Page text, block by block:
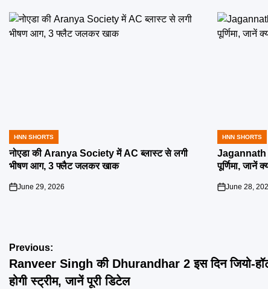
POSTED
IN
HNN SHORTS
नोएडा की Aranya Society में AC ब्लास्ट से लगी
भीषण आग, 3 फ्लैट जलकर खाक
on
June 29, 2026
POSTED
IN
HNN SHORTS
Jagannath
पूर्णिमा, जानें
on
June 28,
Post
navigation
Previous:
Ranveer Singh की Dhurandhar 2 इस दिन जियो-
होगी स्ट्रीम, जानें पूरी डिटेल